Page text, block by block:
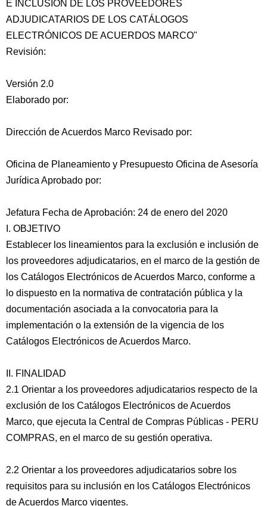
E INCLUSIÓN DE LOS PROVEEDORES
ADJUDICATARIOS DE LOS CATÁLOGOS
ELECTRÓNICOS DE ACUERDOS MARCO"
Revisión:
Versión 2.0
Elaborado por:
Dirección de Acuerdos Marco Revisado por:
Oficina de Planeamiento y Presupuesto Oficina de Asesoría
Jurídica Aprobado por:
Jefatura Fecha de Aprobación: 24 de enero del 2020
I. OBJETIVO
Establecer los lineamientos para la exclusión e inclusión de
los proveedores adjudicatarios, en el marco de la gestión de
los Catálogos Electrónicos de Acuerdos Marco, conforme a
lo dispuesto en la normativa de contratación pública y la
documentación asociada a la convocatoria para la
implementación o la extensión de la vigencia de los
Catálogos Electrónicos de Acuerdos Marco.
II. FINALIDAD
2.1 Orientar a los proveedores adjudicatarios respecto de la
exclusión de los Catálogos Electrónicos de Acuerdos
Marco, que ejecuta la Central de Compras Públicas - PERU
COMPRAS, en el marco de su gestión operativa.
2.2 Orientar a los proveedores adjudicatarios sobre los
requisitos para su inclusión en los Catálogos Electrónicos
de Acuerdos Marco vigentes.